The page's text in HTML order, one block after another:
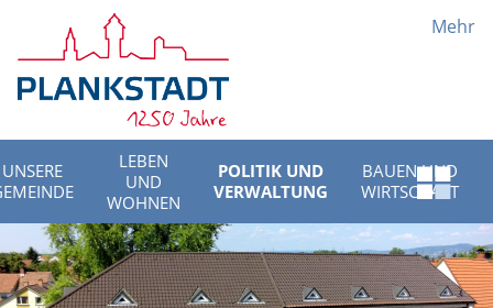
Mehr
UNSERE
LEBEN
UND
WOHNEN
POLITIK UND
VERWALTUNG
BAUEN UND
WIRTSCHAFT
Menü
öffnen